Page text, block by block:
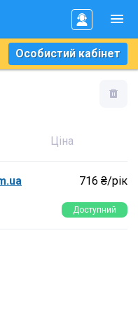
Особистий кабінет
Ціна
716 ₴/рік
Доступний